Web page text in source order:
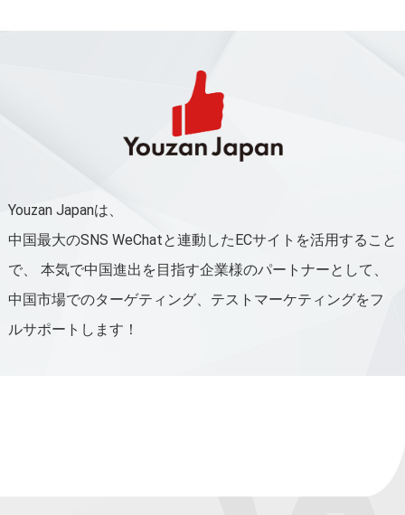
Youzan Japanは、
中国最大のSNS WeChatと連動したECサイトを活用すること
で、
本気で中国進出を目指す企業様のパートナーとして、
中国市場でのターゲティング、テストマーケティングをフ
ルサポートします！